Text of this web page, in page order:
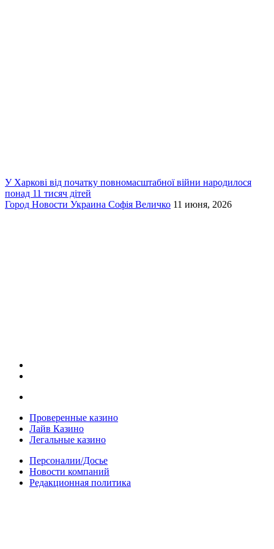
У Харкові від початку повномасштабної війни народилося
понад 11 тисяч дітей
Город Новости Украина Софія Величко 11 июня, 2026
Проверенные казино
Лайв Казино
Легальные казино
Персоналии/Досье
Новости компаний
Редакционная политика